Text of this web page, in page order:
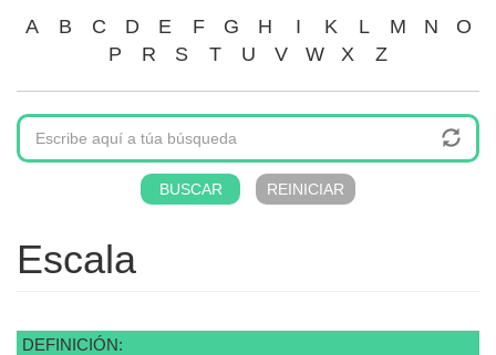
A B C D E F G H I K L M N
O
P
R S T U V W X Z
Escala
DEFINICIÓN: